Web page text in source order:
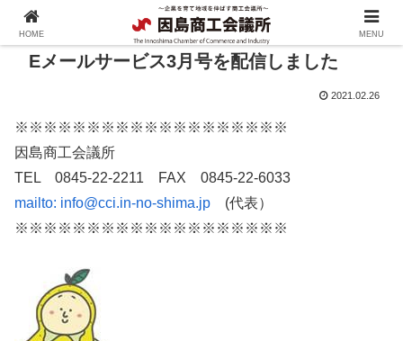
Eメールサービス3月号を配信しました
2021.02.26
※※※※※※※※※※※※※※※※※※※
因島商工会議所
TEL 0845-22-2211 FAX 0845-22-6033
mailto: info@cci.in-no-shima.jp (代表）
※※※※※※※※※※※※※※※※※※※
HOME MENU